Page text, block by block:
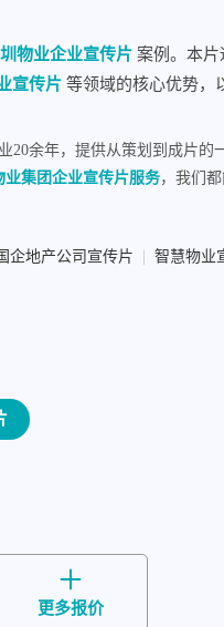
物业企业宣传片 案例。本片
宣传片 等领域的核心优势，
20余年，提供从策划到成片的
业集团企业宣传片服务，我们
企地产公司宣传片
智慧物业
更多报价